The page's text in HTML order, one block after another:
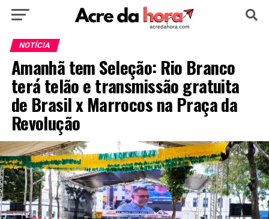
HOME
EDUCAÇÃO NOTÍCIA MUNDO
NOTÍCIA
Amanhã tem Seleção: Rio Branco
terá telão e transmissão gratuita
de Brasil x Marrocos na Praça da
Revolução